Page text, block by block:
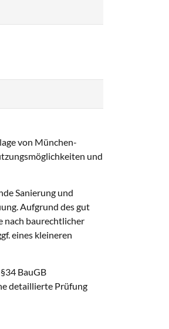
von München-
und
Sanierung und
Aufgrund des gut
nach baurechtlicher
eines kleineren
BauGB
detaillierte Prüfung